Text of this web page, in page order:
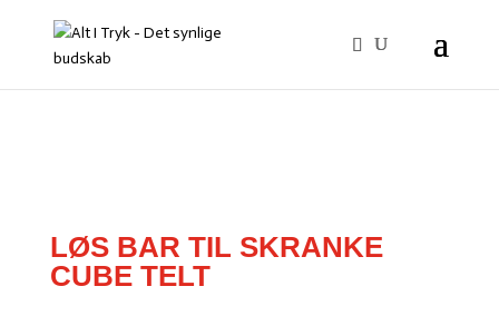
LØS BAR TIL SKRANKE
CUBE TELT